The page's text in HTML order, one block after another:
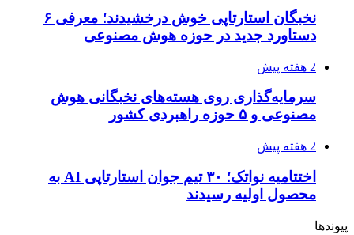
نخبگان استارتاپی خوش درخشیدند؛ معرفی ۶
دستاورد جدید در حوزه هوش مصنوعی
2 هفته پیش
سرمایه‌گذاری روی هسته‌های نخبگانی هوش
مصنوعی و ۵ حوزه راهبردی کشور
2 هفته پیش
اختتامیه نواتک؛ ۳۰ تیم جوان استارتاپی AI به
محصول اولیه رسیدند
پیوندها